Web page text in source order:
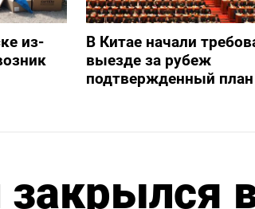
из-
В Китае начали
выезде за рубеж
подтвержденный
закрылся